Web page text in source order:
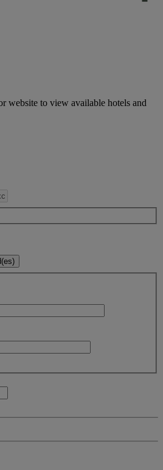
website to view available hotels and